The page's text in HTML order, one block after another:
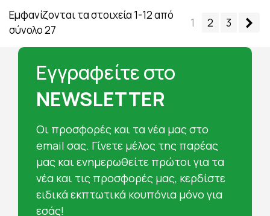
Εμφανίζονται τα στοιχεία 1-12 από
σύνολο 27
1 2 3
Εγγραφείτε στο
NEWSLETTER
Oι προσφορές και τα νέα μας στο
email σας. Γίνετε μέλος της παρέας
μας και ενημερωθείτε πρώτοι για τα
νέα και τις προσφορές μας, κερδίστε
ειδικά εκπτωτικά κουπόνια μόνο για
εσάς!